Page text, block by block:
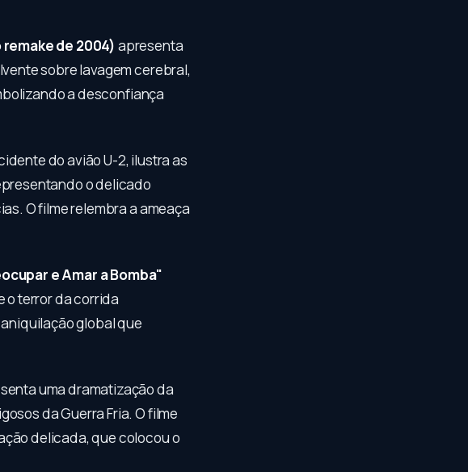
de 2004) apresenta
sobre lavagem cerebral,
a desconfiança
do avião U-2, ilustra as
o delicado
O filme relembra a ameaça
e Amar a Bomba"
o terror da corrida
global que
uma dramatização da
da Guerra Fria. O filme
delicada, que colocou o